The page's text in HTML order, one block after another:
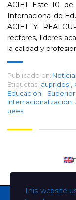
ACIET Este 10
Internacional de
ACIET Y
rectores, líderes
la calidad y
Publicado en:
Etiquetas: auprides
Educación
Internacionalización
uees
This website